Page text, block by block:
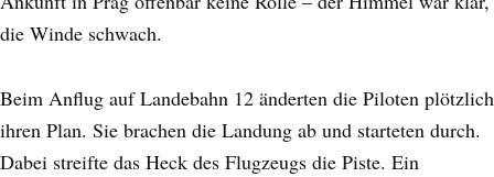
die Winde schwach.
Beim Anflug auf Landebahn 12 änderten die Piloten plötzlich
ihren Plan. Sie brachen die Landung ab und starteten durch.
Dabei streifte das Heck des Flugzeugs die Piste. Ein